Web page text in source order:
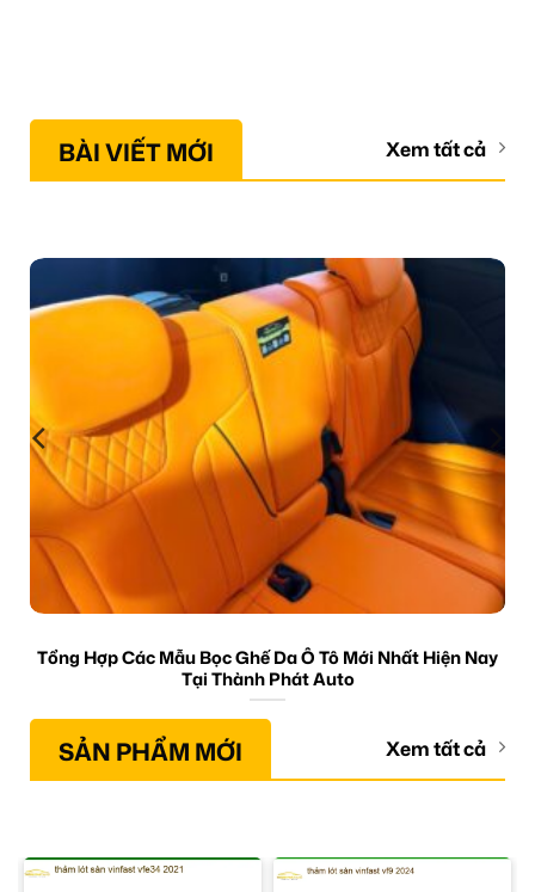
BÀI VIẾT MỚI Xem tất cả
Tổng Hợp Các Mẫu Bọc Ghế Da Ô Tô Mới Nhất Hiện Nay
Tại Thành Phát Auto
SẢN PHẨM MỚI Xem tất cả